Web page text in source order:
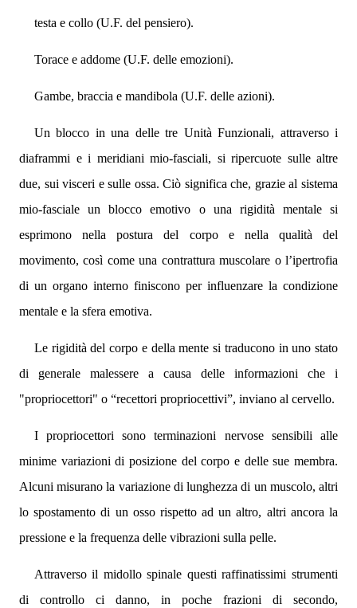
testa e collo (U.F. del pensiero).
Torace e addome (U.F. delle emozioni).
Gambe, braccia e mandibola (U.F. delle azioni).
Un blocco in una delle tre Unità Funzionali, attraverso i
diaframmi e i meridiani mio-fasciali, si ripercuote sulle altre
due, sui visceri e sulle ossa. Ciò significa che, grazie al sistema
mio-fasciale un blocco emotivo o una rigidità mentale si
esprimono nella postura del corpo e nella qualità del
movimento, così come una contrattura muscolare o l’ipertrofia
di un organo interno finiscono per influenzare la condizione
mentale e la sfera emotiva.
Le rigidità del corpo e della mente si traducono in uno stato
di generale malessere a causa delle informazioni che i
"propriocettori" o “recettori propriocettivi”, inviano al cervello.
I propriocettori sono terminazioni nervose sensibili alle
minime variazioni di posizione del corpo e delle sue membra.
Alcuni misurano la variazione di lunghezza di un muscolo, altri
lo spostamento di un osso rispetto ad un altro, altri ancora la
pressione e la frequenza delle vibrazioni sulla pelle.
Attraverso il midollo spinale questi raffinatissimi strumenti
di controllo ci danno, in poche frazioni di secondo,